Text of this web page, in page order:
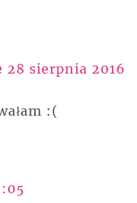
28 sierpnia 2016
:(